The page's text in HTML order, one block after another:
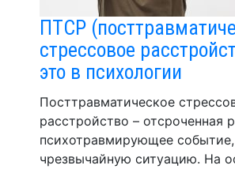
ПТСР
стрессовое
это в психологии
Посттравматическое
расстройство – отсроченная
психотравмирующее событие,
чрезвычайную ситуацию. На